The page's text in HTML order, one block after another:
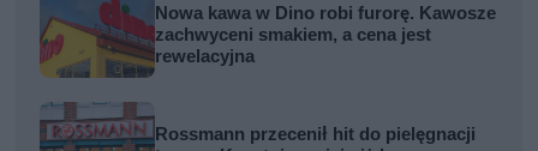
Nowa kawa w Dino robi furorę. Kawosze
zachwyceni smakiem, a cena jest
rewelacyjna
Rossmann przecenił hit do pielęgnacji